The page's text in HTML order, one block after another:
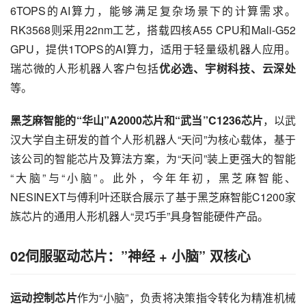
6TOPS的AI算力，能够满足复杂场景下的计算需求。
RK3568则采用22nm工艺，搭载四核A55 CPU和Mali-G52
GPU，提供1TOPS的AI算力，适用于轻量级机器人应用。
瑞芯微的人形机器人客户包括优必选、宇树科技、云深处
等。
黑芝麻智能的“华山”A2000芯片和“武当”C1236芯片，以武
汉大学自主研发的首个人形机器人“天问”为核心载体，基于
该公司的智能芯片及算法方案，为“天问”装上更强大的智能
“大脑”与“小脑”。此外，今年年初，黑芝麻智能、
NESINEXT与傅利叶还联合展示了基于黑芝麻智能C1200家
族芯片的通用人形机器人“灵巧手”具身智能硬件产品。
02伺服驱动芯片：”神经 + 小脑” 双核心
运动控制芯片作为“小脑”，负责将决策指令转化为精准机械